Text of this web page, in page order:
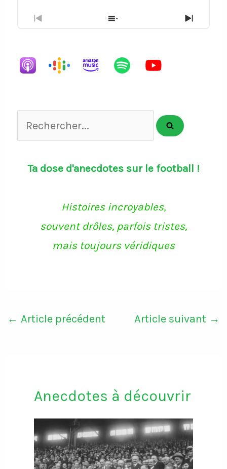
Previous
Episode
Show
Episodes
Next
Episode
Rechercher...
Ta dose d'anecdotes sur le football !
Histoires incroyables,
souvent drôles, parfois tristes,
mais toujours véridiques
← Article précédent Article suivant →
Anecdotes à découvrir